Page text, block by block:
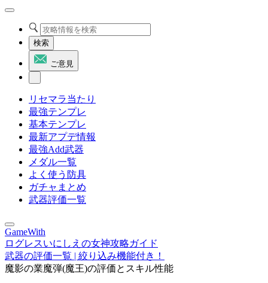
検索
ご意見
リセマラ当たり
最強テンプレ
基本テンプレ
最新アプデ情報
最強Add武器
メダル一覧
よく使う防具
ガチャまとめ
武器評価一覧
GameWith
ログレスいにしえの女神攻略ガイド
武器の評価一覧 | 絞り込み機能付き！
魔影の業魔弾(魔王)の評価とスキル性能